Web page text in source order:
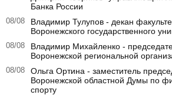
Банка России
08/08
Владимир Тулупов - декан
Воронежского государственного
08/08
Владимир Михайленко -
Воронежской региональной
08/08
Ольга Ортина - заместитель
Воронежской областной Думы по
спорту